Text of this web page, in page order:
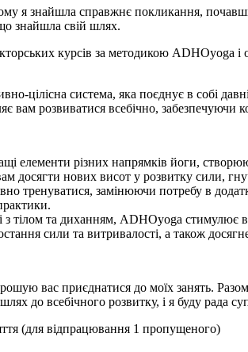
я знайшла справжнє покликання,
знайшла свій шлях.
курсів за методикою ADHOyoga і
цілісна система, яка поєднує в собі
розвиватися всебічно, забезпечуючи
елементи різних напрямків йоги,
нових висот у розвитку сили,
тренуватися, замінюючи потребу в
з тілом та диханням, ADHOyoga
сили та витривалості, а також
вас приєднатися до моїх занять.
до всебічного розвитку, і я буду рада
(для відпрацювання 1 пропущеного)